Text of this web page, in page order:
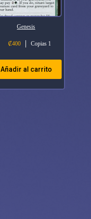
Genesis
₡400 Copias 1
Añadir al carrito